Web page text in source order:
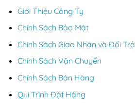
Giới Thiệu Công Ty
Chính Sách Bảo Mật
Chính Sách Giao Nhận và Đổi Trả
Chính Sách Vận Chuyển
Chính Sách Bán Hàng
Qui Trình Đặt Hàng